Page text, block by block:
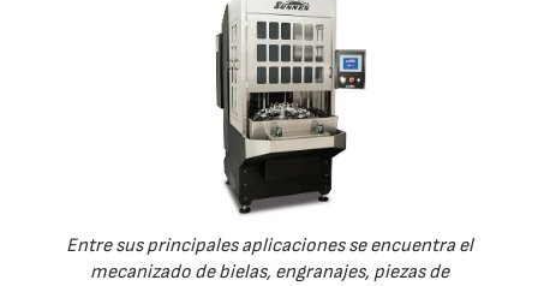
Entre sus principales aplicaciones se encuentra el
mecanizado de bielas, engranajes, piezas de